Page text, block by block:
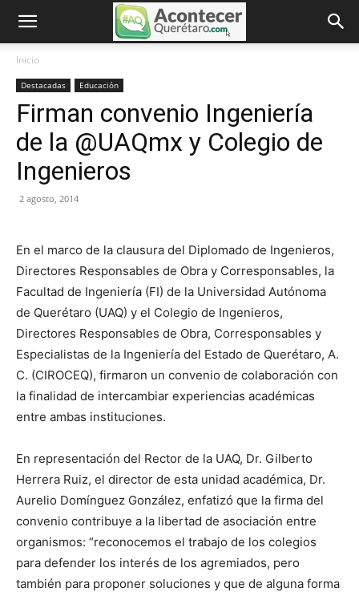
Inicio
Destacadas Educación
Firman convenio Ingeniería
de la @UAQmx y Colegio de
Ingenieros
2 agosto, 2014
En el marco de la clausura del Diplomado de Ingenieros,
Directores Responsables de Obra y Corresponsables, la
Facultad de Ingeniería (FI) de la Universidad Autónoma
de Querétaro (UAQ) y el Colegio de Ingenieros,
Directores Responsables de Obra, Corresponsables y
Especialistas de la Ingeniería del Estado de Querétaro, A.
C. (CIROCEQ), firmaron un convenio de colaboración con
la finalidad de intercambiar experiencias académicas
entre ambas instituciones.
En representación del Rector de la UAQ, Dr. Gilberto
Herrera Ruiz, el director de esta unidad académica, Dr.
Aurelio Domínguez González, enfatizó que la firma del
convenio contribuye a la libertad de asociación entre
organismos: “reconocemos el trabajo de los colegios
para defender los interés de los agremiados, pero
también para proponer soluciones y que de alguna forma